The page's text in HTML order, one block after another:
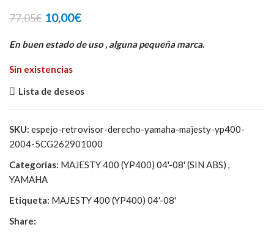
77,05€ El
original
77,05€.
10,00€El
actual
En buen estado de uso , alguna pequeña marca.
Sin existencias
Lista de deseos
SKU: espejo-retrovisor-derecho-yamaha-majesty-yp400-
2004-5CG262901000
Categorías: MAJESTY 400 (YP400) 04'-08' (SIN ABS) ,
YAMAHA
Etiqueta: MAJESTY 400 (YP400) 04'-08'
Share: